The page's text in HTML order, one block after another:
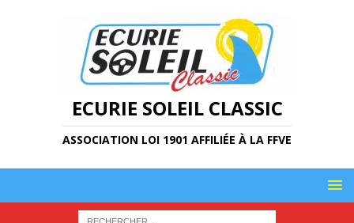
ECURIE SOLEIL CLASSIC
ASSOCIATION LOI 1901 AFFILIÉE À LA FFVE